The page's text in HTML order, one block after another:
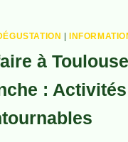
DÉCOUVREZ
MEILLEURS
|
à
: Activités